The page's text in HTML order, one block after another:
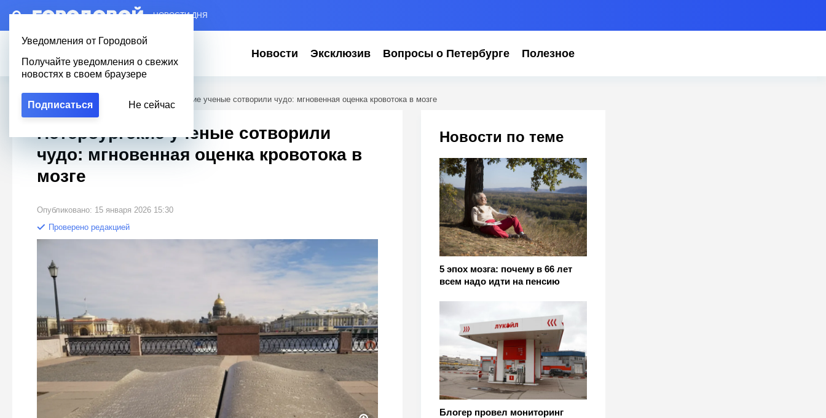
– НОВОСТИ ДНЯ
Уведомления от Городовой
Получайте уведомления о свежих
новостях в своем браузере
Подписаться Не сейчас
Новости Эксклюзив Вопросы о Петербурге Полезное
Городовой Новости Петербурга Петербургские ученые сотворили чудо: мгновенная оценка кровотока в мозге
Новости по теме
5 эпох мозга: почему в 66 лет
всем надо идти на пенсию
Блогер провел мониторинг
Петербургские ученые сотворили
чудо: мгновенная оценка кровотока в
мозге
Опубликовано: 15 января 2026 15:30
Проверено редакцией